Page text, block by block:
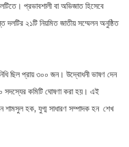
প্রভাবশালী বা অভিজাত হিসেবে
২১টি নিয়মিত জাতীয় সম্মেলন অনুষ্ঠিত
ছিল প্রায় ৩০০ জন। উদ্বোধনী ভাষণ দেন
সদস্যের কমিটি ঘোষণা করা হয়। এই
হন শামসুল হক, যুগ্ম সাধারণ সম্পাদক হন শেখ